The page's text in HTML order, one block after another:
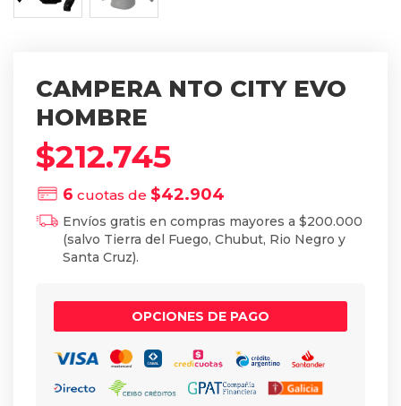
CAMPERA NTO CITY EVO
HOMBRE
$212.745
6 cuotas de $42.904
OPCIONES DE PAGO
Envíos gratis en compras mayores a $200.000
(salvo Tierra del Fuego, Chubut, Rio Negro y
Santa Cruz).